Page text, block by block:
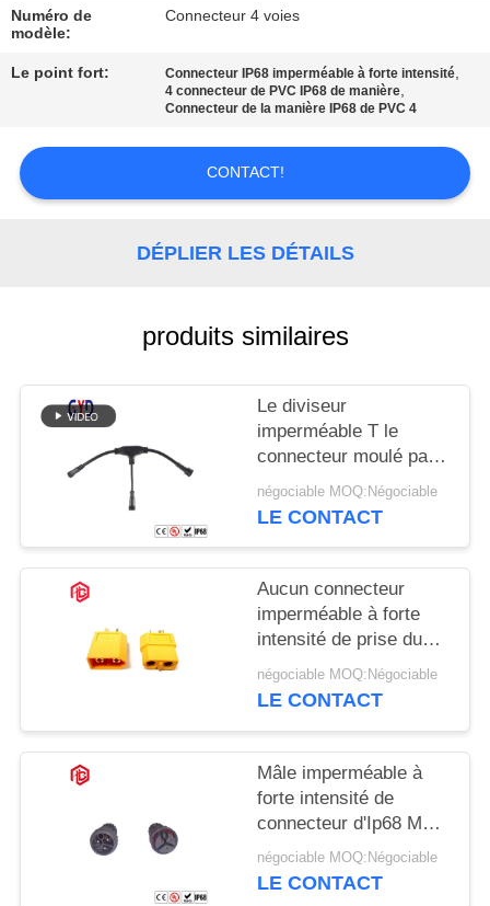
PLAN
DU
PRIVACY
Numéro de
modèle:
Connecteur 4 voies
Le point fort: Connecteur IP68 imperméable à forte intensité,
4 connecteur de PVC IP68 de manière,
Connecteur de la manière IP68 de PVC 4
CONTACT!
DÉPLIER LES DÉTAILS
produits similaires
Le diviseur
imperméable T le
connecteur moulé par
manière des
connecteurs 3 de fil de
négociable MOQ:Négociable
LE CONTACT
Aucun connecteur
imperméable à forte
intensité de prise du
connecteur T des fils
Xt60
négociable MOQ:Négociable
LE CONTACT
Mâle imperméable à
forte intensité de
connecteur d'Ip68 M23
et prise femelle
négociable MOQ:Négociable
LE CONTACT